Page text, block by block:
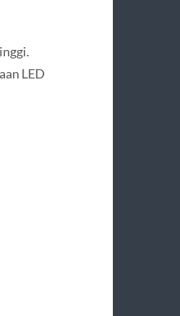
LED